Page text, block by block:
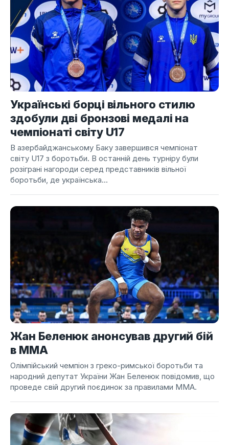
Українські борці вільного стилю
здобули дві бронзові медалі на
чемпіонаті світу U17
В азербайджанському Баку завершився чемпіонат
світу U17 з боротьби. В останній день турніру були
розіграні нагороди серед представників вільної
боротьби, де українська...
Жан Беленюк анонсував другий бій
в ММА
Олімпійський чемпіон з греко-римської боротьби та
народний депутат України Жан Беленюк повідомив, що
проведе свій другий поєдинок за правилами ММА.